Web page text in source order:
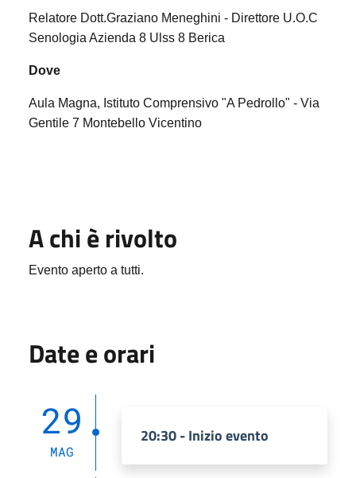
Relatore Dott.Graziano Meneghini - Direttore U.O.C
Senologia Azienda 8 Ulss 8 Berica
Dove
Aula Magna, Istituto Comprensivo "A Pedrollo" - Via
Gentile 7 Montebello Vicentino
A chi è rivolto
Evento aperto a tutti.
Date e orari
29
MAG
20:30 - Inizio evento